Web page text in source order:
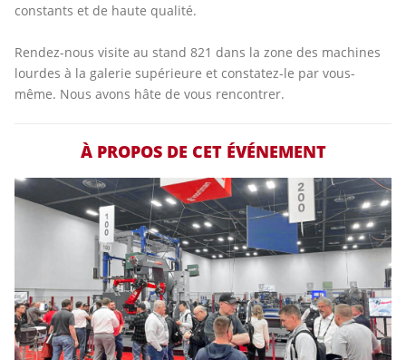
constants et de haute qualité.
Rendez-nous visite au stand 821 dans la zone des machines
lourdes à la galerie supérieure et constatez-le par vous-
même. Nous avons hâte de vous rencontrer.
À PROPOS DE CET ÉVÉNEMENT